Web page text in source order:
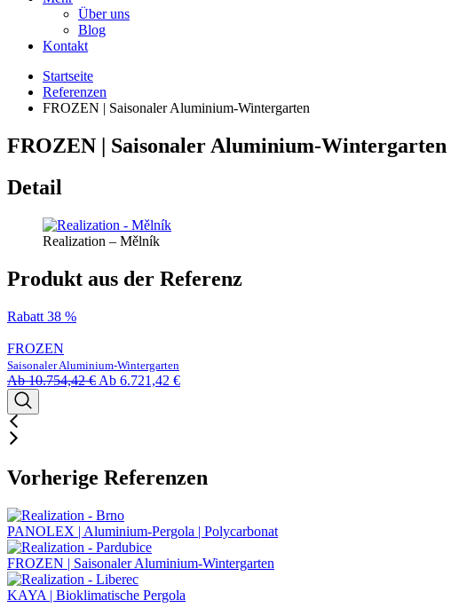
Über uns
Blog
Kontakt
Startseite
Referenzen
FROZEN | Saisonaler Aluminium-Wintergarten
FROZEN | Saisonaler Aluminium-Wintergarten
Detail
Realization – Mělník
Produkt aus der Referenz
Rabatt 38 %
FROZEN
Saisonaler Aluminium-Wintergarten
Ab10.754,42€ Ab 6.721,42 €
Vorherige Referenzen
PANOLEX | Aluminium-Pergola | Polycarbonat
FROZEN | Saisonaler Aluminium-Wintergarten
KAYA | Bioklimatische Pergola